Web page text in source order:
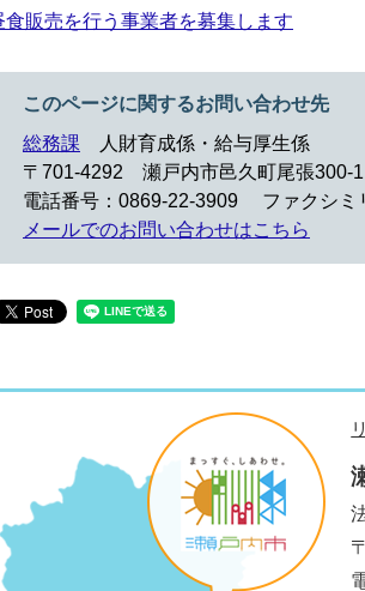
食販売を行う事業者を募集します
このページに関するお問い合わせ先
総務課
人財育成係・給与厚生係
〒701-4292
瀬戸内市邑久町尾張300-1
電話番号：0869-22-3909
ファクシミ
メールでのお問い合わせはこちら